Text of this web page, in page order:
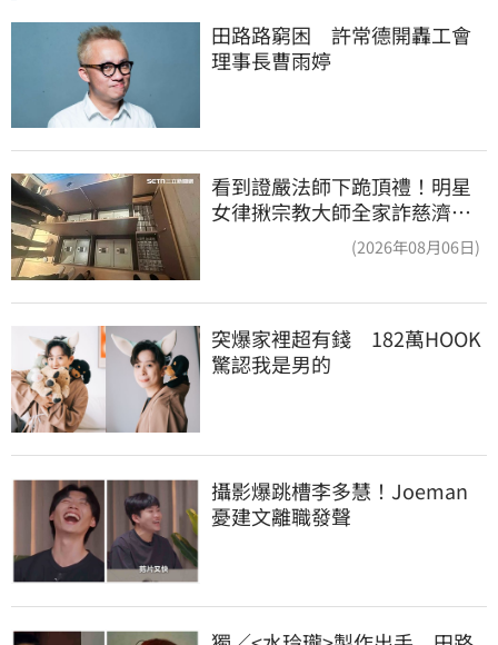
田路路窮困　許常德開轟工會
理事長曹雨婷
看到證嚴法師下跪頂禮！明星
女律揪宗教大師全家詐慈濟…
(2026年08月06日)
突爆家裡超有錢　182萬HOOK
驚認我是男的
攝影爆跳槽李多慧！Joeman
憂建文離職發聲